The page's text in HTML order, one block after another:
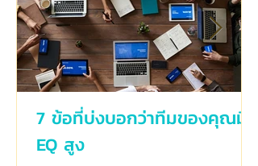
7 ข้อที่บ่งบอกว่าทีมของคุณมี
EQ สูง